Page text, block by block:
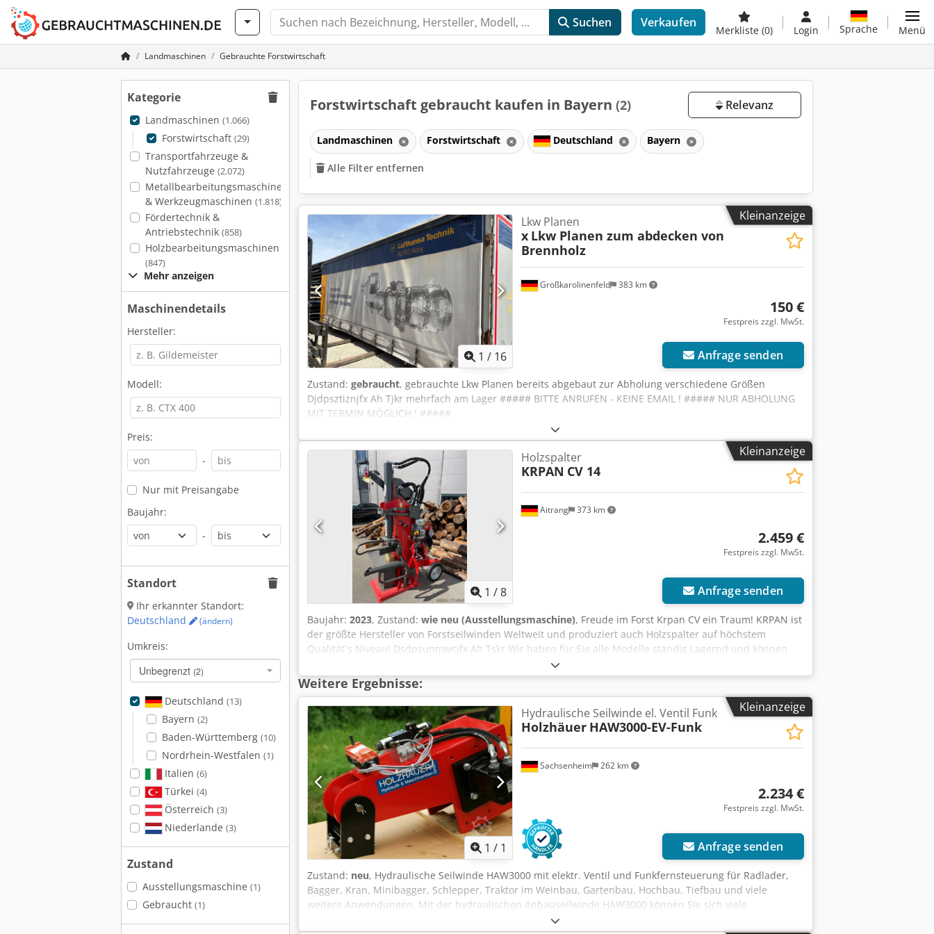
Suchen Verkaufen
Merkliste (0) Login Sprache Menü
Landmaschinen Gebrauchte Forstwirtschaft
Kategorie
Landmaschinen (1.066)
Forstwirtschaft (29)
Transportfahrzeuge &
Nutzfahrzeuge (2.072)
Metallbearbeitungsmaschinen
& Werkzeugmaschinen (1.818)
Fördertechnik &
Antriebstechnik (858)
Holzbearbeitungsmaschinen
(847)
Mehr anzeigen
Maschinendetails
Hersteller:
Modell:
Preis:
-
Nur mit Preisangabe
Baujahr:
-
Standort
Ihr erkannter Standort:
Deutschland
(ändern)
Umkreis:
Unbegrenzt (2)
Deutschland (13)
Bayern (2)
Baden-Württemberg (10)
Nordrhein-Westfalen (1)
Italien (6)
Türkei (4)
Österreich (3)
Niederlande (3)
Zustand
Ausstellungsmaschine (1)
Gebraucht (1)
Forstwirtschaft gebraucht kaufen in Bayern (2) Relevanz
Landmaschinen Forstwirtschaft Deutschland Bayern
Alle Filter entfernen
Kleinanzeige
1 / 16
Großkarolinenfeld 383 km
Lkw Planen
x Lkw Planen zum abdecken von
Brennholz
150 €
Festpreis zzgl. MwSt.
Anfrage senden
Zustand: gebraucht, gebrauchte Lkw Planen bereits abgebaut zur Abholung verschiedene Größen
Djdpsztiznjfx Ah Tjkr mehrfach am Lager ##### BITTE ANRUFEN - KEINE EMAIL ! ##### NUR ABHOLUNG
MIT TERMIN MÖGLICH ! #####
Kleinanzeige
1 /8
Aitrang 373 km
Holzspalter
KRPAN CV 14
2.459 €
Festpreis zzgl. MwSt.
Anfrage senden
Baujahr: 2023, Zustand: wie neu (Ausstellungsmaschine), Freude im Forst Krpan CV ein Traum! KRPAN ist
der größte Hersteller von Forstseilwinden Weltweit und produziert auch Holzspalter auf höchstem
Qualität`s Niveau! Dsdpsunmwcjfx Ah Tskr Wir haben für Sie alle Modelle ständig Lagernd und können
sofort liefern. Genaue Beschreibung siehe .pdf Datenblatt bei Dokumente.
Weitere Ergebnisse:
Kleinanzeige
1 / 1
Sachsenheim 262 km
Hydraulische Seilwinde el. Ventil Funk
Holzhäuer HAW3000-EV-Funk
2.234 €
Festpreis zzgl. MwSt.
Anfrage senden
Zustand: neu, Hydraulische Seilwinde HAW3000 mit elektr. Ventil und Funkfernsteuerung für Radlader,
Bagger, Kran, Minibagger, Schlepper, Traktor im Weinbau, Gartenbau, Hochbau, Tiefbau und viele
weitere Anwendungen. Mit der hydraulischen Anbauseilwinde HAW3000 können Sie sich viele
Anwendungen erleichtern. Maximale Seilkapazität bei 3000 kg Zugkraft 40 m bei 8 mm Drahtseil.